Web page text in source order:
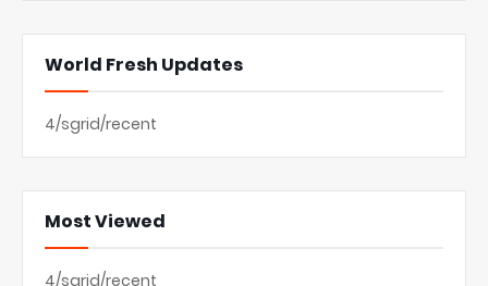
World Fresh Updates
4/sgrid/recent
Most Viewed
4/sgrid/recent